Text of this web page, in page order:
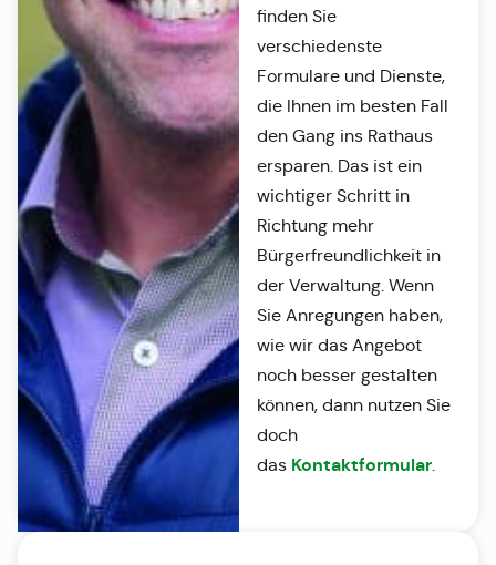
finden Sie
verschiedenste
Formulare und Dienste,
die Ihnen im besten Fall
den Gang ins Rathaus
ersparen. Das ist ein
wichtiger Schritt in
Richtung mehr
Bürgerfreundlichkeit in
der Verwaltung. Wenn
Sie Anregungen haben,
wie wir das Angebot
noch besser gestalten
können, dann nutzen Sie
doch
das Kontaktformular.